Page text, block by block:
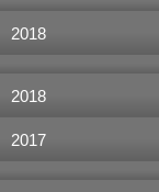
2018
2018
2017